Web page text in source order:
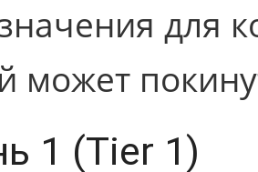
для
может
1 (Tier 1)